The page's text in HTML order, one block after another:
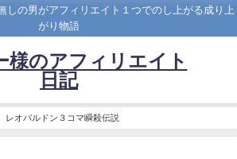
しの男がアフィリエイト１つでのし上がる成り上
がり物語
様のアフィリエイト
日記
レオパルドン３コマ瞬殺伝説